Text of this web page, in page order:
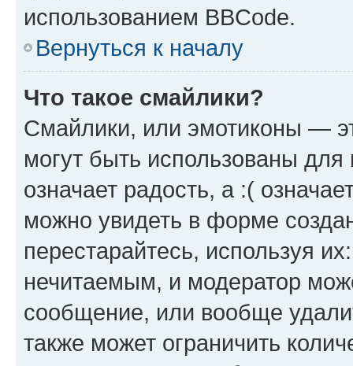
использованием BBCode.
Вернуться к началу
Что такое смайлики?
Смайлики, или эмотиконы —
могут быть использованы
означает радость, а :(
можно увидеть в форме
перестарайтесь, используя
нечитаемым, и модератор
сообщение, или вообще
также может ограничить